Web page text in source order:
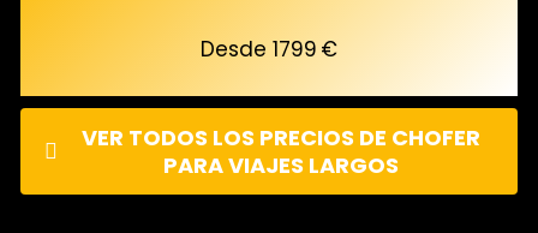
Desde 1799 €
VER TODOS LOS PRECIOS DE CHOFER
PARA VIAJES LARGOS